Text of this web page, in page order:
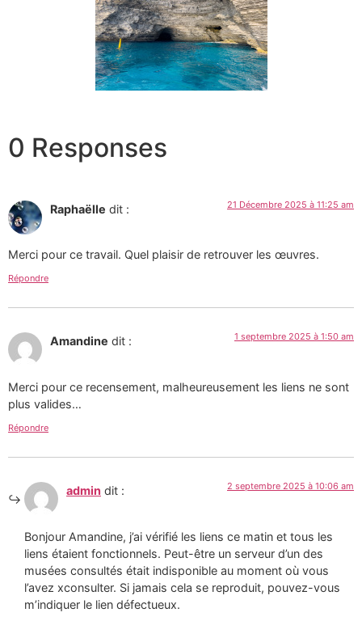
0 Responses
Raphaëlle dit : 21 Décembre 2025 à 11:25 am
Merci pour ce travail. Quel plaisir de retrouver les œuvres.
Répondre
Amandine dit : 1 septembre 2025 à 1:50 am
Merci pour ce recensement, malheureusement les liens ne sont
plus valides…
Répondre
admin dit : 2 septembre 2025 à 10:06 am
Bonjour Amandine, j’ai vérifié les liens ce matin et tous les
liens étaient fonctionnels. Peut-être un serveur d’un des
musées consultés était indisponible au moment où vous
l’avez xconsulter. Si jamais cela se reproduit, pouvez-vous
m’indiquer le lien défectueux.